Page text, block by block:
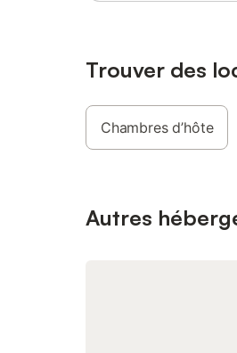
Trouver des
Chambres d’hôte
Autres